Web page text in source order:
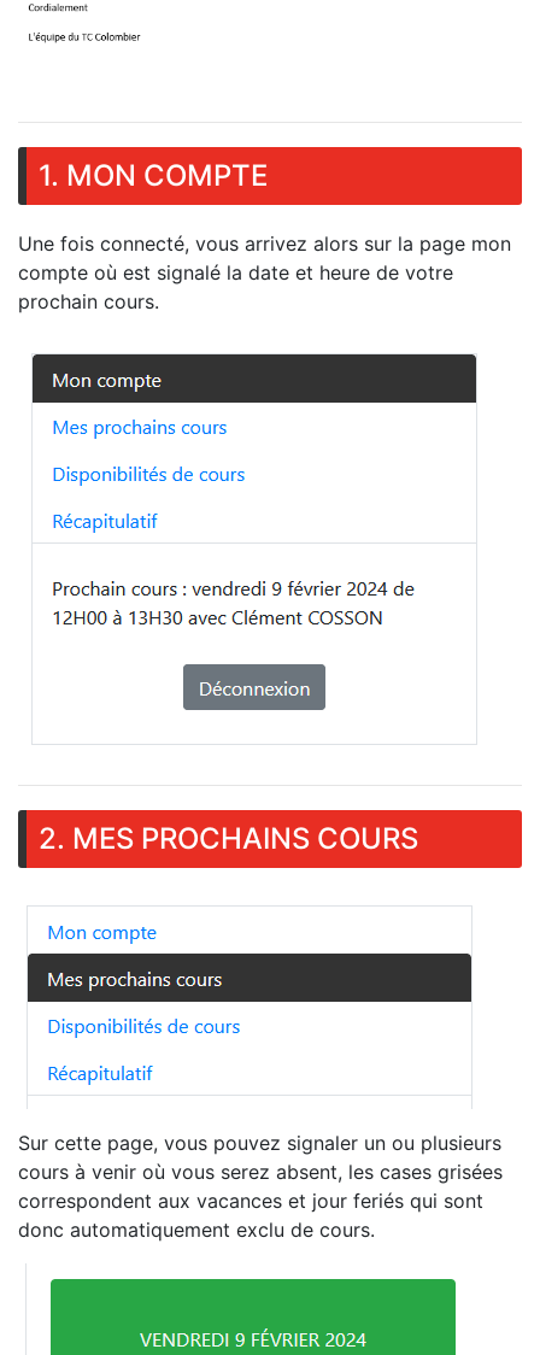
1. MON COMPTE
Une fois connecté, vous arrivez alors sur la page mon
compte où est signalé la date et heure de votre
prochain cours.
2. MES PROCHAINS COURS
Sur cette page, vous pouvez signaler un ou plusieurs
cours à venir où vous serez absent, les cases grisées
correspondent aux vacances et jour feriés qui sont
donc automatiquement exclu de cours.